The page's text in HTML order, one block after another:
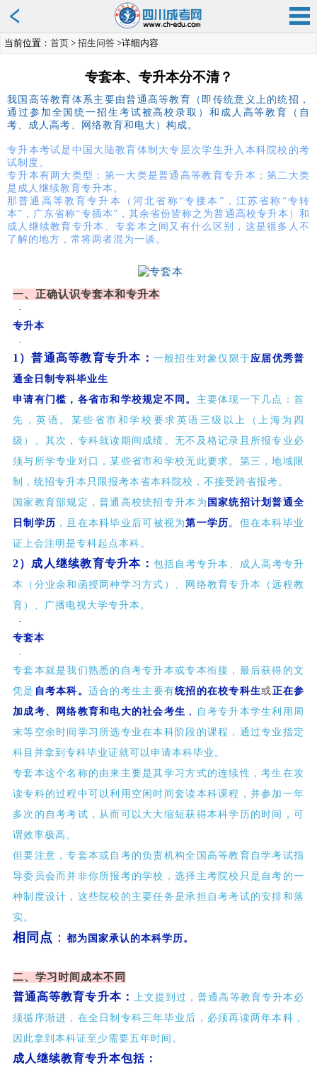
当前位置： 首页 > 招生问答 >详细内容
专套本、专升本分不清？
我国高等教育体系主要由普通高等教育（即传统意义上的统招，
通过参加全国统一招生考试被高校录取）和成人高等教育（自
考、成人高考、网络教育和电大）构成。
专升本考试是中国大陆教育体制大专层次学生升入本科院校的考
试制度。
专升本有两大类型：第一大类是普通高等教育专升本；第二大类
是成人继续教育专升本。
那普通高等教育专升本（河北省称“专接本”，江苏省称“专转
本”，广东省称“专插本”，其余省份皆称之为普通高校专升本）和
成人继续教育专升本、专套本之间又有什么区别，这是很多人不
了解的地方，常将两者混为一谈。
一、正确认识专套本和专升本
·
专升本
·
1）普通高等教育专升本： 一般招生对象仅限于应届优秀普
通全日制专科毕业生
申请有门槛，各省市和学校规定不同。 主要体现一下几点：首
先，英语。某些省市和学校要求英语三级以上（上海为四
级）。其次，专科就读期间成绩。无不及格记录且所报专业必
须与所学专业对口，某些省市和学校无此要求。第三，地域限
制，统招专升本只限报考本省本科院校，不接受跨省报考。
国家教育部规定，普通高校统招专升本为 国家统招计划普通全
日制学历 ，且在本科毕业后可被视为第一学历。 但在本科毕业
证上会注明是专科起点本科。
2）成人继续教育专升本： 包括 自考专升本、成人高考专升
本（分业余和函授两种学习方式）、网络教育专升本（远程教
育）、广播电视大学专升本。
·
专套本
·
专套本就是我们熟悉的自考专升本或专本衔接，最后获得的文
凭是 自考本科。 适合的考生主要有统招的在校专科生或正在参
加成考、网络教育和电大的社会考生 ，
自考专升本学生利用周
末等空余时间学习所选专业在本科阶段的课程，通过专业指定
科目并拿到专科毕业证就可以申请本科毕业。
专套本这个名称的由来主要是其学习方式的连续性，考生在攻
读专科的过程中可以利用空闲时间套读本科课程，并参加一年
多次的自考考试，从而可以大大缩短获得本科学历的时间，可
谓效率极高。
但要注意，专套本或自考的负责机构全国高等教育自学考试指
导委员会而并非你所报考的学校，选择主考院校只是自考的一
种制度设计，这些院校的主要任务是承担自考考试的安排和落
实。
相同点 ： 都为国家承认的本科学历。
二、学习时间成本不同
普通高等教育专升本： 上文提到过，普通高等教育专升本必
须循序渐进，在全日制专科三年毕业后，必须再读两年本科，
因此拿到本科证至少需要五年时间。
成人继续教育专升本包括：